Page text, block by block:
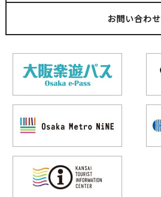
お問い合わせ